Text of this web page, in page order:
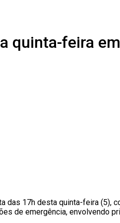
quinta-feira
das 17h desta quinta-feira (5),
de emergência, envolvendo